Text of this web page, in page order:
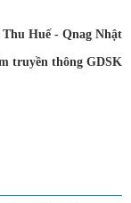
Huế - Qnag Nhật
truyền thông GDSK